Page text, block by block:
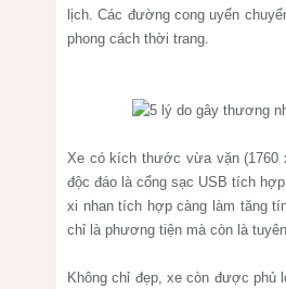
lịch. Các đường cong uyển
phong cách thời trang.
Xe có kích thước vừa vặn (1760
độc đáo là cổng sạc USB tích
xi nhan tích hợp càng làm tăng
chỉ là phương tiện mà còn là
Không chỉ đẹp, xe còn được phủ